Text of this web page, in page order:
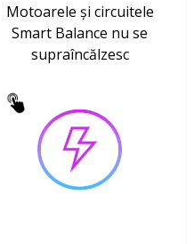
Motoarele și circuitele
Smart Balance nu se
supraîncălzesc